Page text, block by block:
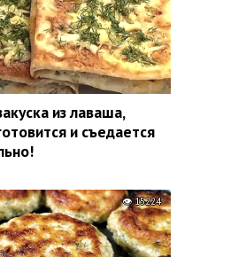
из лаваша,
и съедается
15224